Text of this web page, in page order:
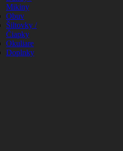
Mikiny
Obuv
Šiltovky /
Čiapky
Okuliare
Doplnky